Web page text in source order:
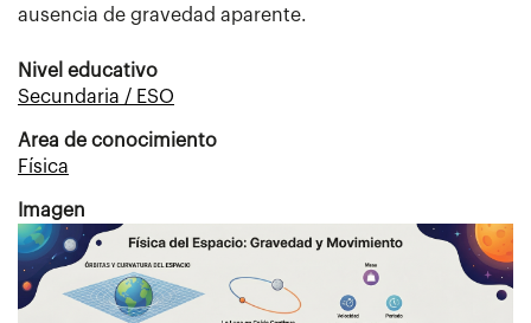
ausencia de gravedad aparente.
Nivel educativo
Secundaria / ESO
Area de conocimiento
Física
Imagen